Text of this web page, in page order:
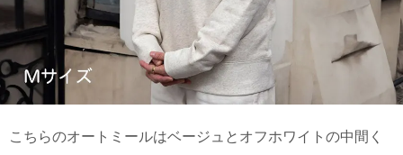
こちらのオートミールはベージュとオフホワイトの中間く